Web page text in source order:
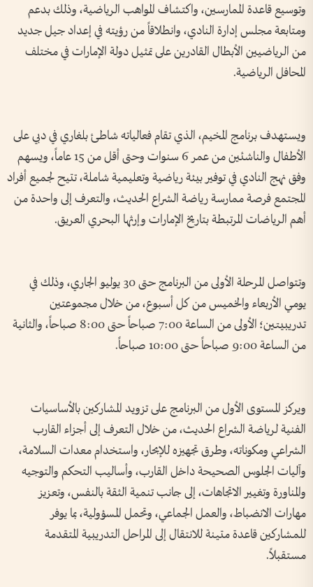
وتوسيع قاعدة الممارسين، واكتشاف المواهب الرياضية، وذلك بدعم
ومتابعة مجلس إدارة النادي، وانطلاقاً من رؤيته في إعداد جيل جديد
من الرياضيين الأبطال القادرين على تمثيل دولة الإمارات في مختلف
المحافل الرياضية.
ويستهدف برنامج المخيم، الذي تقام فعالياته شاطئ بلغاري في دبي على
الأطفال والناشئين من عمر 6 سنوات وحتى أقل من 15 عاماً، ويسهم
وفق نهج النادي في توفير بيئة رياضية وتعليمية شاملة، تتيح لجميع أفراد
المجتمع فرصة ممارسة رياضة الشراع الحديث، والتعرف إلى واحدة من
أهم الرياضات المرتبطة بتاريخ الإمارات وإرثها البحري العريق.
وتتواصل المرحلة الأولى من البرنامج حتى 30 يوليو الجاري، وذلك في
يومي الأربعاء والخميس من كل أسبوع، من خلال مجموعتين
تدريبيتين؛ الأولى من الساعة 7:00 صباحاً حتى 8:00 صباحاً، والثانية
من الساعة 9:00 صباحاً حتى 10:00 صباحاً.
ويركز المستوى الأول من البرنامج على تزويد المشاركين بالأساسيات
الفنية لرياضة الشراع الحديث، من خلال التعرف إلى أجزاء القارب
الشراعي ومكوناته، وطرق تجهيزه للإبحار، واستخدام معدات السلامة،
وآليات الجلوس الصحيحة داخل القارب، وأساليب التحكم والتوجيه
والمناورة وتغيير الاتجاهات، إلى جانب تنمية الثقة بالنفس، وتعزيز
مهارات الانضباط، والعمل الجماعي، وتحمل المسؤولية، بما يوفر
للمشاركين قاعدة متينة للانتقال إلى المراحل التدريبية المتقدمة
مستقبلاً.